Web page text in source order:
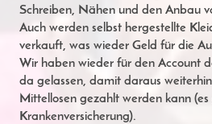
Schreiben, Nähen und den Anbau
Auch werden selbst hergestellte
verkauft, was wieder Geld für die
Wir haben wieder für den Account
da gelassen, damit daraus
Mittellosen gezahlt werden kann
Krankenversicherung).